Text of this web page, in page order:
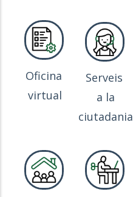
Oficina
virtual
Serveis
a la
ciutadania